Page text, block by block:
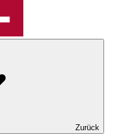
Zurück